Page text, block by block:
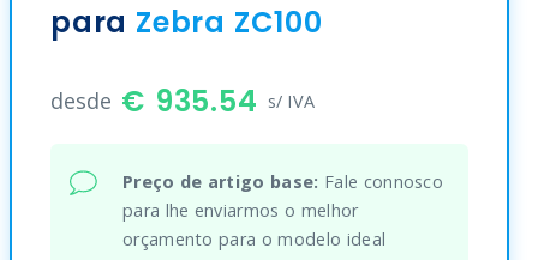
para Zebra ZC100
desde 935.54 s/ IVA
Preço de artigo base: Fale connosco
para lhe enviarmos o melhor
orçamento para o modelo ideal